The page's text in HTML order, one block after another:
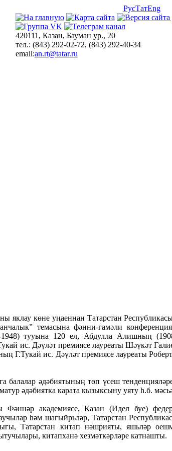
РусТатEng
420111, Казан, Бауман ур., 20
тел.: (843) 292-02-72, (843) 292-40-34
email:an.rt@tatar.ru
яклау көне уңаеннан Татарстан
темасына фәнни-гамәли
тууына 120 ел, Абдулла Алишның
ис. Дәүләт премиясе лауреаты Шәүкәт
Г.Тукай ис. Дәүләт премиясе лауреаты
әдәбиятының төп үсеш
әдәбиятка карата кызыксыну уяту һ.б.
Фәннәр академиясе, Казан (Идел буе)
һәм шагыйрьләр, Татарстан
Татарстан китап нәшрияты, яшьләр
китапханә хезмәткәрләре катнашты.